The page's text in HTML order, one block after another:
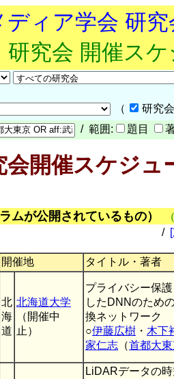
ディア学会 研
研究会 開催ス
（
研究
/ 範囲: 題目
開催スケジュ
ムが公開されているもの）
/
開催地
タイトル・著者
北
海
道
北海道大学
（開催中
止）
プライバシー保
したDNNのため
換ネットワーク
○伊藤広樹 ・ 木下
家仁志 （首都大
LiDARデータの